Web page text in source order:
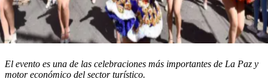
El evento es una de las celebraciones más importantes de La Paz y
motor económico del sector turístico.